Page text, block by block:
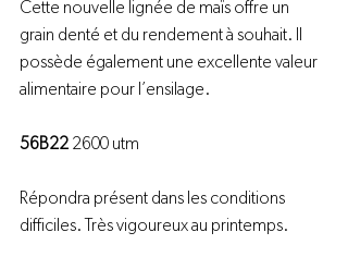
Cette nouvelle lignée de maïs offre un
grain denté et du rendement à souhait. Il
possède également une excellente valeur
alimentaire pour l’ensilage.
56B22 2600 utm
Répondra présent dans les conditions
difficiles. Très vigoureux au printemps.